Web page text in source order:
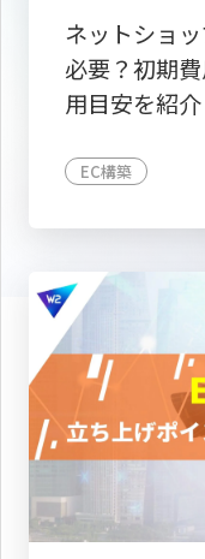
ネットショ
必要？初期
用目安を紹介
EC構築